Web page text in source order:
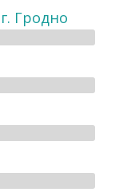
Гродно